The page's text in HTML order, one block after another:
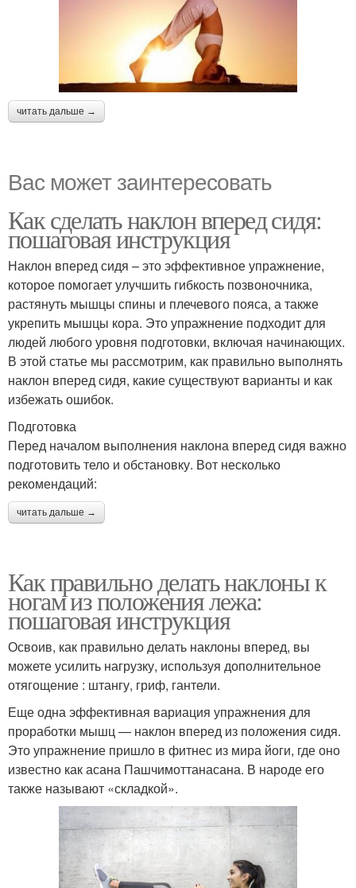
читать дальше →
Вас может заинтересовать
Как сделать наклон вперед сидя:
пошаговая инструкция
Наклон вперед сидя – это эффективное упражнение,
которое помогает улучшить гибкость позвоночника,
растянуть мышцы спины и плечевого пояса, а также
укрепить мышцы кора. Это упражнение подходит для
людей любого уровня подготовки, включая начинающих.
В этой статье мы рассмотрим, как правильно выполнять
наклон вперед сидя, какие существуют варианты и как
избежать ошибок.
Подготовка
Перед началом выполнения наклона вперед сидя важно
подготовить тело и обстановку. Вот несколько
рекомендаций:
читать дальше →
Как правильно делать наклоны к
ногам из положения лежа:
пошаговая инструкция
Освоив, как правильно делать наклоны вперед, вы
можете усилить нагрузку, используя дополнительное
отягощение : штангу, гриф, гантели.
Еще одна эффективная вариация упражнения для
проработки мышц — наклон вперед из положения сидя.
Это упражнение пришло в фитнес из мира йоги, где оно
известно как асана Пашчимоттанасана. В народе его
также называют «складкой».